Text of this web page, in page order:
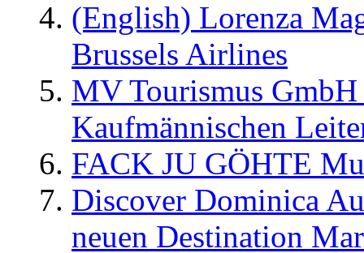
(English) Lorenza
Brussels Airlines
MV Tourismus
Kaufmännischen
FACK JU GÖHTE
Discover Dominica
neuen Destination